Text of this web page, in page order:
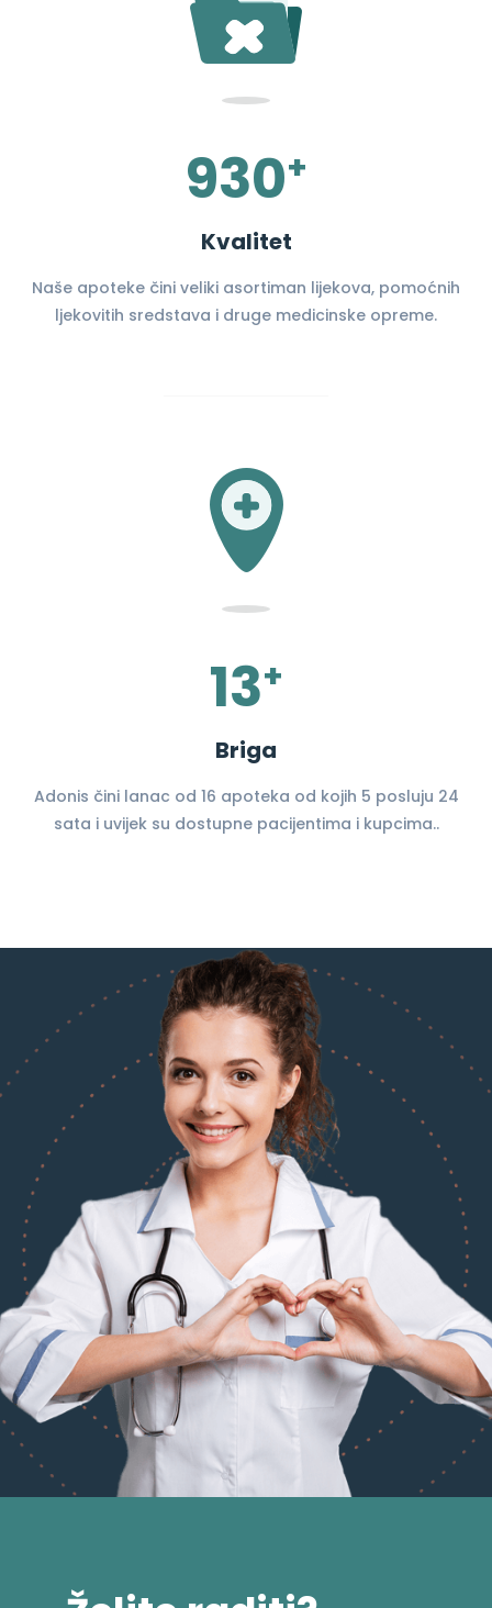
930+
Kvalitet
Naše apoteke čini veliki asortiman lijekova, pomoćnih
ljekovitih sredstava i druge medicinske opreme.
13+
Briga
Adonis čini lanac od 16 apoteka od kojih 5 posluju 24
sata i uvijek su dostupne pacijentima i kupcima..